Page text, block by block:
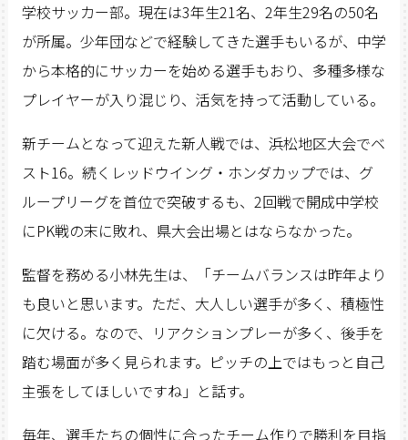
学校サッカー部。現在は3年生21名、2年生29名の50名
が所属。少年団などで経験してきた選手もいるが、中学
から本格的にサッカーを始める選手もおり、多種多様な
プレイヤーが入り混じり、活気を持って活動している。
新チームとなって迎えた新人戦では、浜松地区大会でベ
スト16。続くレッドウイング・ホンダカップでは、グ
ループリーグを首位で突破するも、2回戦で開成中学校
にPK戦の末に敗れ、県大会出場とはならなかった。
監督を務める小林先生は、「チームバランスは昨年より
も良いと思います。ただ、大人しい選手が多く、積極性
に欠ける。なので、リアクションプレーが多く、後手を
踏む場面が多く見られます。ピッチの上ではもっと自己
主張をしてほしいですね」と話す。
毎年、選手たちの個性に合ったチーム作りで勝利を目指